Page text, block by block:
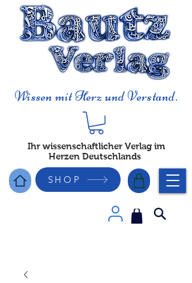
Wissen mit Herz und Verstand.
Ihr wissenschaftlicher Verlag im
Herzen Deutschlands
SHOP